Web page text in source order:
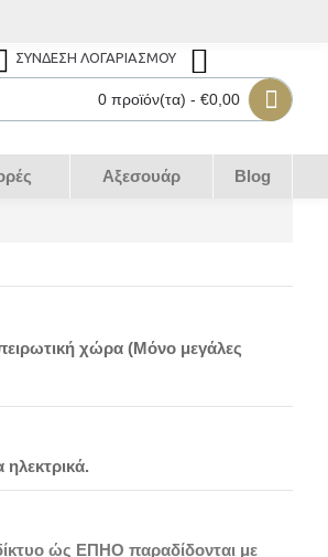
ΣΎΝΔΕΣΗ ΛΟΓΑΡΙΑΣΜΟΎ
0 προϊόν(τα) - €0,00
Αξεσουάρ Blog
χώρα (Μόνο μεγάλες
ώς ΕΠΗΟ παραδίδονται με